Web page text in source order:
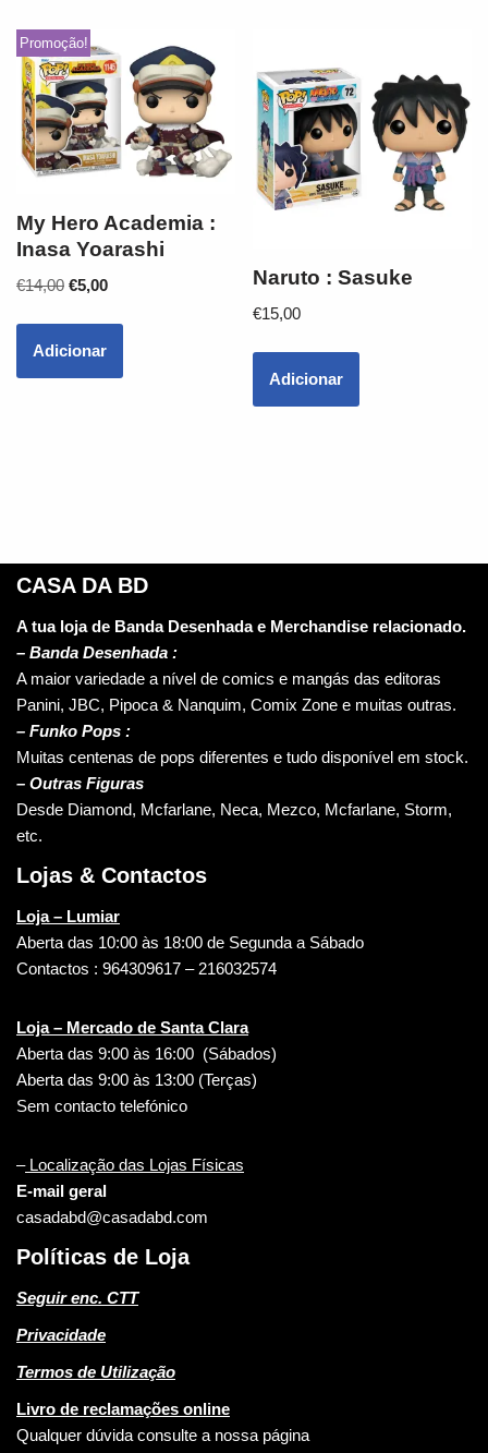
Promoção!
My Hero Academia :
Inasa Yoarashi
€14,00 €5,00
Adicionar
Naruto : Sasuke
€15,00
Adicionar
CASA DA BD
A tua loja de Banda Desenhada e Merchandise relacionado.
– Banda Desenhada :
A maior variedade a nível de comics e mangás das editoras
Panini, JBC, Pipoca & Nanquim, Comix Zone e muitas outras.
– Funko Pops :
Muitas centenas de pops diferentes e tudo disponível em stock.
– Outras Figuras
Desde Diamond, Mcfarlane, Neca, Mezco, Mcfarlane, Storm,
etc.
Lojas & Contactos
Loja – Lumiar
Aberta das 10:00 às 18:00 de Segunda a Sábado
Contactos : 964309617 – 216032574
Loja – Mercado de Santa Clara
Aberta das 9:00 às 16:00 (Sábados)
Aberta das 9:00 às 13:00 (Terças)
Sem contacto telefónico
–Localização das Lojas Físicas
E-mail geral
casadabd@casadabd.com
Políticas de Loja
Seguir enc. CTT
Privacidade
Termos de Utilização
Livro de reclamações online
Qualquer dúvida consulte a nossa página